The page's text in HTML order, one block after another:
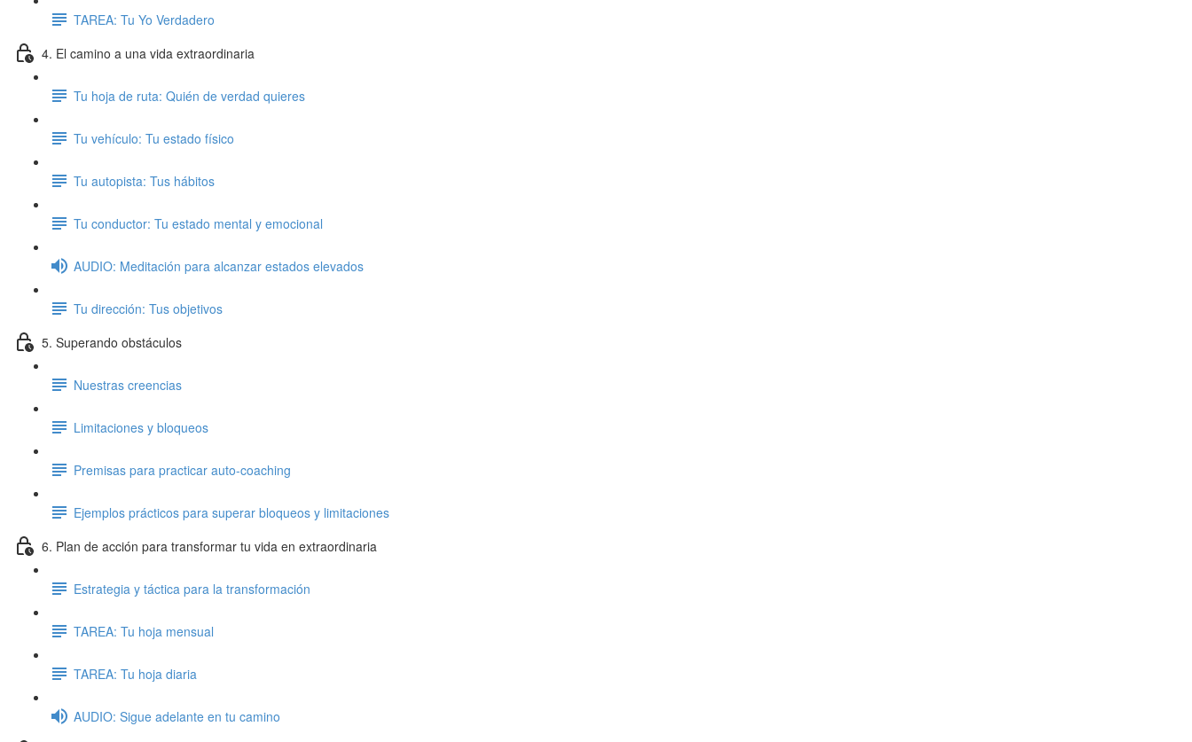
TAREA: Tu Yo Verdadero
4. El camino a una vida extraordinaria
Tu hoja de ruta: Quién de verdad quieres
Tu vehículo: Tu estado físico
Tu autopista: Tus hábitos
Tu conductor: Tu estado mental y emocional
AUDIO: Meditación para alcanzar estados elevados
Tu dirección: Tus objetivos
5. Superando obstáculos
Nuestras creencias
Limitaciones y bloqueos
Premisas para practicar auto-coaching
Ejemplos prácticos para superar bloqueos y limitaciones
6. Plan de acción para transformar tu vida en extraordinaria
Estrategia y táctica para la transformación
TAREA: Tu hoja mensual
TAREA: Tu hoja diaria
AUDIO: Sigue adelante en tu camino